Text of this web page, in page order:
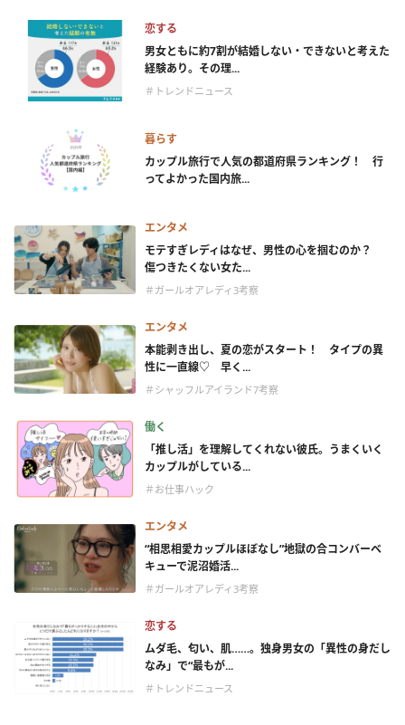
恋する
男女ともに約7割が結婚しない・できないと考えた
経験あり。その理...
＃トレンドニュース
暮らす
カップル旅行で人気の都道府県ランキング！ 行
ってよかった国内旅...
エンタメ
モテすぎレディはなぜ、男性の心を掴むのか？
傷つきたくない女た...
＃ガールオアレディ3考察
エンタメ
本能剥き出し、夏の恋がスタート！ タイプの異
性に一直線♡ 早く...
＃シャッフルアイランド7考察
働く
「推し活」を理解してくれない彼氏。うまくいく
カップルがしている...
＃お仕事ハック
エンタメ
“相思相愛カップルほぼなし”地獄の合コンバーベ
キューで泥沼婚活...
＃ガールオアレディ3考察
恋する
ムダ毛、匂い、肌……。独身男女の「異性の身だし
なみ」で“最もが...
＃トレンドニュース